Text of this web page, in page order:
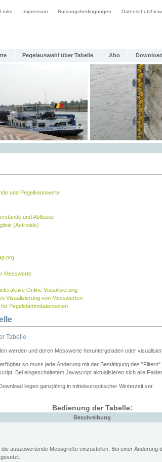
Links Impressum Nutzungsbedingungen
Pegelauswahl über Tabelle Abo
und Pegelkennwerte
und Abflüsse
(Astrotide)
Messwerte
Online Visualisierung
Visualisierung von Messwerten
Pegelstammdatenseiten
Tabelle
werden und deren Messwerte heruntergeladen oder
so muss jede Änderung mit der Bestätigung des
Bei eingeschaltetem Javascript aktualisieren sich alle
liegen ganzjährig in mitteleuropäischer Winterzeit vor.
Bedienung der Tabelle:
Beschreibung
die auszuwertende Messgröße einzustellen. Bei einer Änderung